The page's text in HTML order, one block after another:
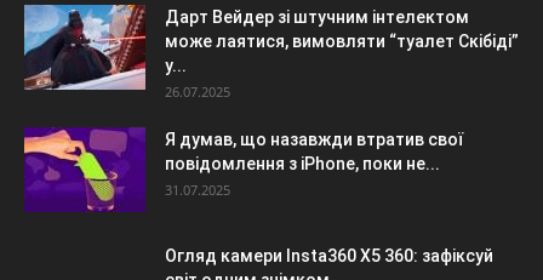
Дарт Вейдер зі штучним інтелектом
може лаятися, вимовляти “туалет Скібіді”
у...
26.07.2025
Я думав, що назавжди втратив свої
повідомлення з iPhone, поки не...
31.07.2025
Огляд камери Insta360 X5 360: зафіксуй